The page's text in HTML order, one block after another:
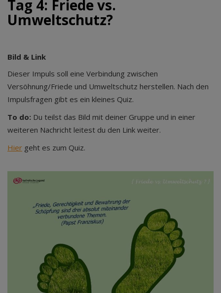
Tag 4: Friede vs.
Umweltschutz?
Bild & Link
Dieser Impuls soll eine Verbindung zwischen
Versöhnung/Friede und Umweltschutz herstellen. Nach den
Impulsfragen gibt es ein kleines Quiz.
To do: Du teilst das Bild mit deiner Gruppe und in einer
weiteren Nachricht leitest du den Link weiter.
Hier geht es zum Quiz.